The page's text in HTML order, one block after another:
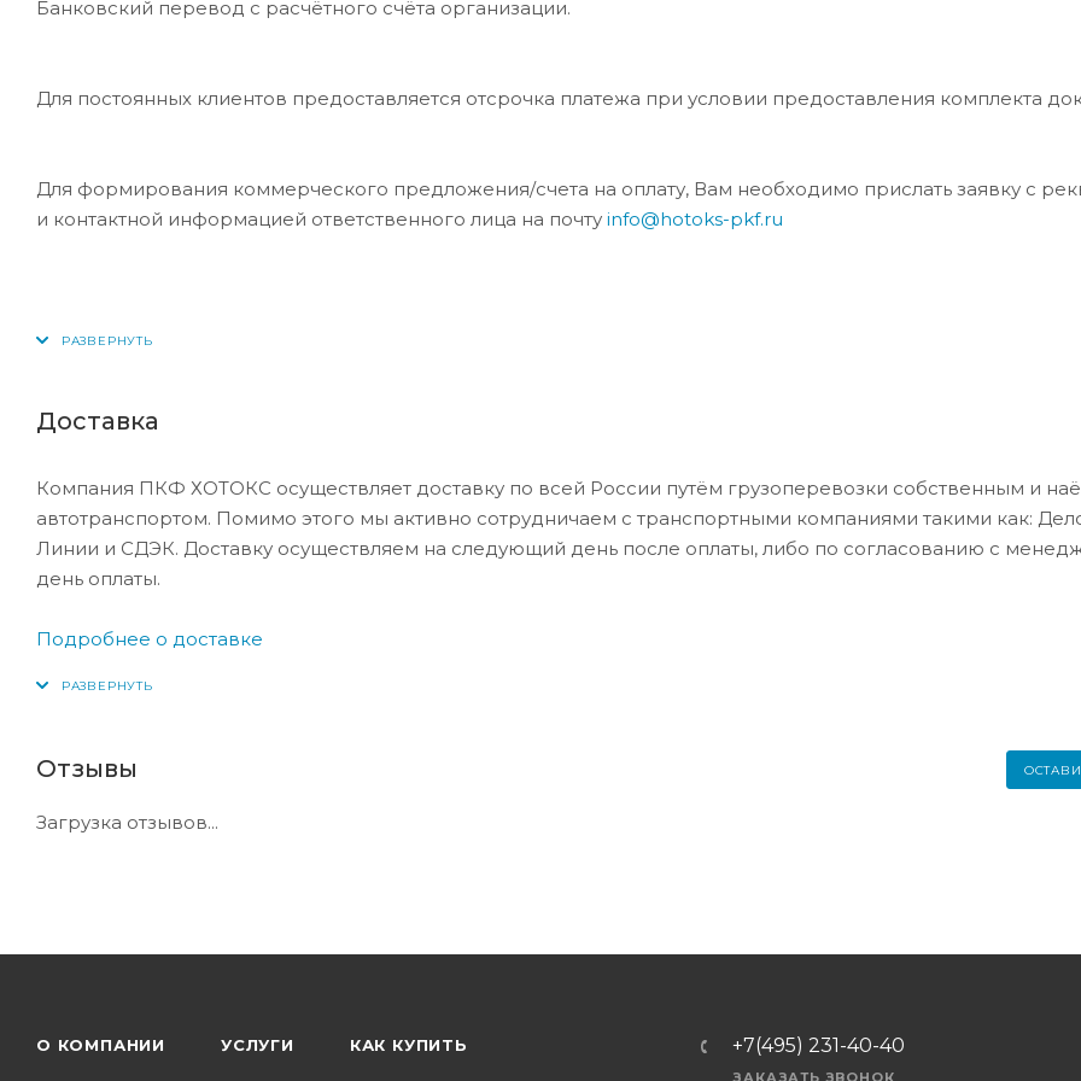
Банковский перевод с расчётного счёта организации.
Для постоянных клиентов предоставляется отсрочка платежа при условии предоставления комплекта
Для формирования коммерческого предложения/счета на оплату, Вам необходимо прислать заявку с
и контактной информацией ответственного лица на почту info@hotoks-pkf.ru
Доставка
Компания ПКФ ХОТОКС осуществляет доставку по всей России путём грузоперевозки собственным и
автотранспортом. Помимо этого мы активно сотрудничаем с транспортными компаниями такими как:
Линии и СДЭК. Доставку осуществляем на следующий день после оплаты, либо по согласованию с
день оплаты.
Подробнее о доставке
Отзывы
Загрузка отзывов...
О КОМПАНИИ УСЛУГИ КАК КУПИТЬ +7(495) 231-40-40
ЗАКАЗАТЬ ЗВОНОК